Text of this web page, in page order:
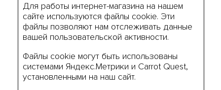
Размеры
44
50 52
Для работы интернет-магазина на нашем
сайте используются файлы cookie. Эти
файлы позволяют нам отслеживать данные
вашей пользовательской активности.
Файлы cookie могут быть использованы
системами Яндекс.Метрики и Carrot Quest,
установленными на наш сайт.